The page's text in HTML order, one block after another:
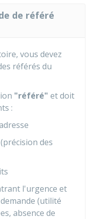
de référé
vous devez
référés du
"référé" et doit
:
des
l'urgence et
(utilité
absence de